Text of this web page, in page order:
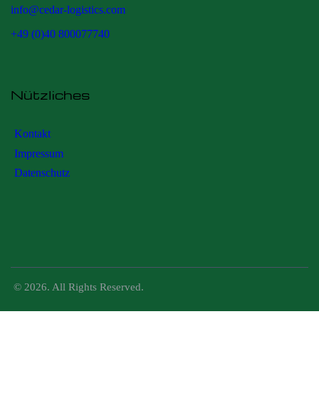
info@cedar-logistics.com
+49 (0)40 800077740
Nützliches
Kontakt
Impressum
Datenschutz
© 2026. All Rights Reserved.